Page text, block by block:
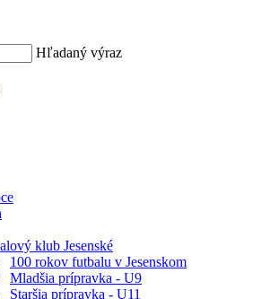
Hľadaný výraz
klub Jesenské
100 rokov futbalu v Jesenskom
Mladšia prípravka - U9
Staršia prípravka - U11